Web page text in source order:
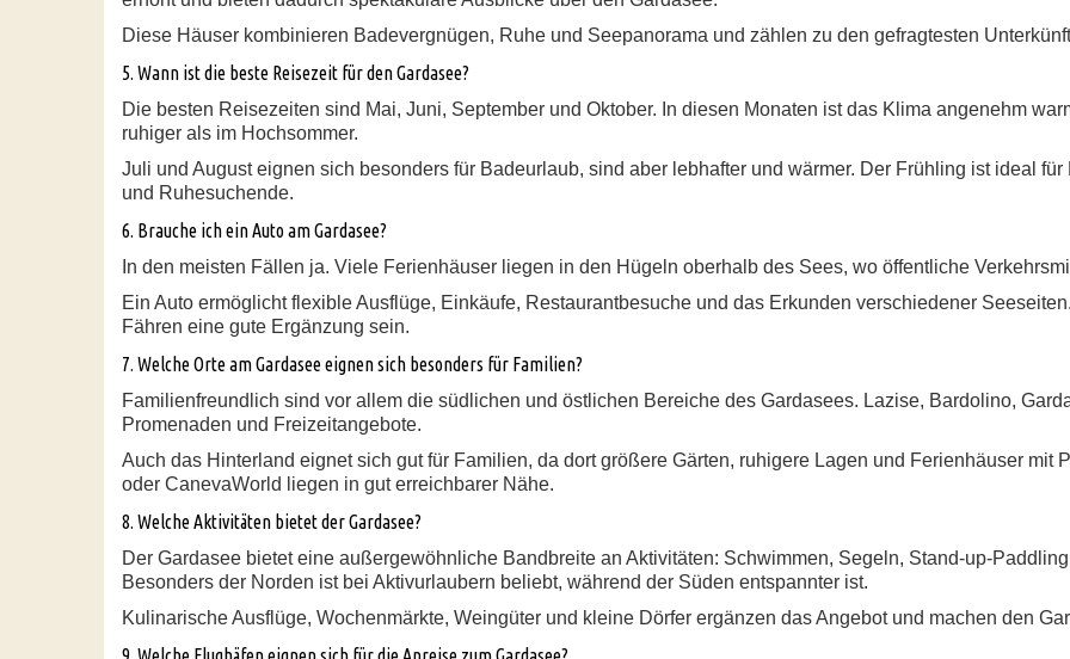
Diese Häuser kombinieren Badevergnügen, Ruhe und Seepanorama und zählen zu den gefragtesten
5. Wann ist die beste Reisezeit für den Gardasee?
Die besten Reisezeiten sind Mai, Juni, September und Oktober. In diesen Monaten ist das Klima angenehm
ruhiger als im Hochsommer.
Juli und August eignen sich besonders für Badeurlaub, sind aber lebhafter und wärmer. Der Frühling ist ideal
und Ruhesuchende.
6. Brauche ich ein Auto am Gardasee?
In den meisten Fällen ja. Viele Ferienhäuser liegen in den Hügeln oberhalb des Sees, wo öffentliche
Ein Auto ermöglicht flexible Ausflüge, Einkäufe, Restaurantbesuche und das Erkunden verschiedener
Fähren eine gute Ergänzung sein.
7. Welche Orte am Gardasee eignen sich besonders für Familien?
Familienfreundlich sind vor allem die südlichen und östlichen Bereiche des Gardasees. Lazise, Bardolino,
Promenaden und Freizeitangebote.
Auch das Hinterland eignet sich gut für Familien, da dort größere Gärten, ruhigere Lagen und Ferienhäuser mit
oder CanevaWorld liegen in gut erreichbarer Nähe.
8. Welche Aktivitäten bietet der Gardasee?
Der Gardasee bietet eine außergewöhnliche Bandbreite an Aktivitäten: Schwimmen, Segeln, Stand-up-
Besonders der Norden ist bei Aktivurlaubern beliebt, während der Süden entspannter ist.
Kulinarische Ausflüge, Wochenmärkte, Weingüter und kleine Dörfer ergänzen das Angebot und machen den